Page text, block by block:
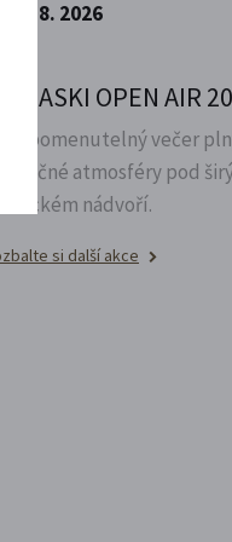
15. 8. 2026
CHINASKI OPEN AIR
večer
atmosféry pod
nádvoří.
si další akce